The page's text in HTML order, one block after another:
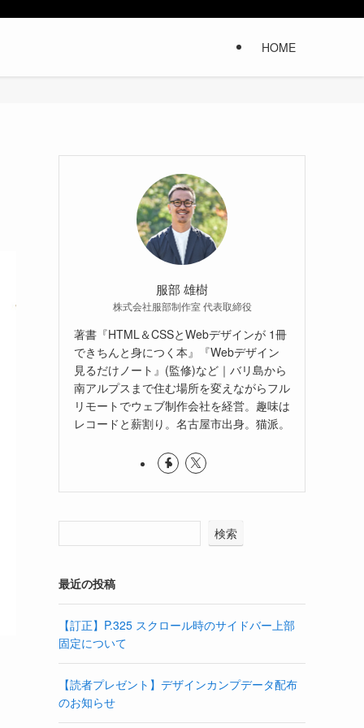
HOME
服部 雄樹
株式会社服部制作室 代表取締役
著書『HTML＆CSSとWebデザインが 1冊
できちんと身につく本』『Webデザイン
見るだけノート』(監修)など｜バリ島から
南アルプスまで住む場所を変えながらフル
リモートでウェブ制作会社を経営。趣味は
レコードと薪割り。名古屋市出身。猫派。
検索
最近の投稿
【訂正】P.325 スクロール時のサイドバー上部
固定について
【読者プレゼント】デザインカンプデータ配布
のお知らせ